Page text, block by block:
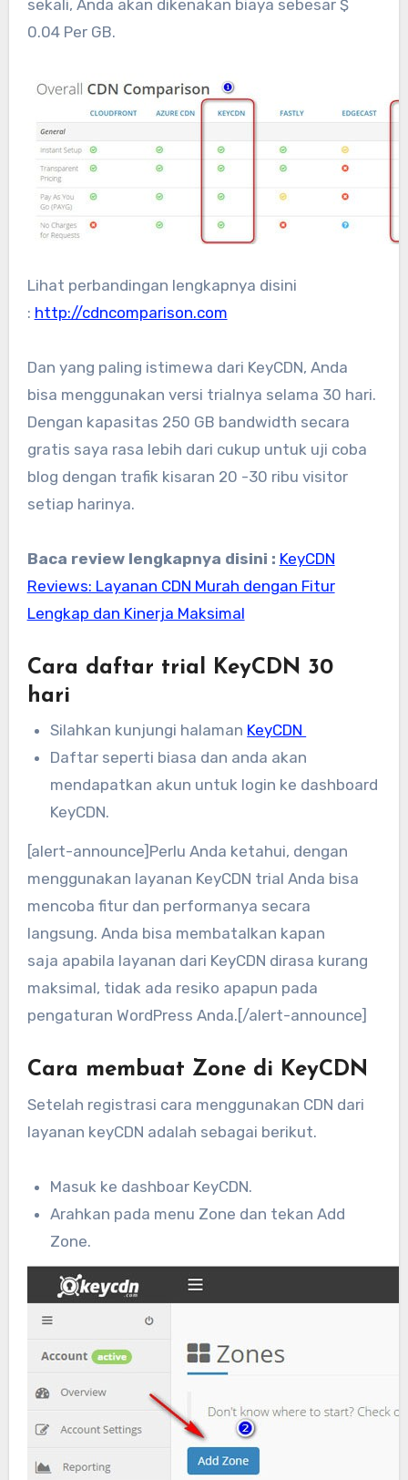
sekali, Anda akan dikenakan biaya sebesar $
0.04 Per GB.
Lihat perbandingan lengkapnya disini
: http://cdncomparison.com
Dan yang paling istimewa dari KeyCDN, Anda
bisa menggunakan versi trialnya selama 30 hari.
Dengan kapasitas 250 GB bandwidth secara
gratis saya rasa lebih dari cukup untuk uji coba
blog dengan trafik kisaran 20 -30 ribu visitor
setiap harinya.
Baca review lengkapnya disini : KeyCDN
Reviews: Layanan CDN Murah dengan Fitur
Lengkap dan Kinerja Maksimal
Cara daftar trial KeyCDN 30
hari
Silahkan kunjungi halaman KeyCDN
Daftar seperti biasa dan anda akan
mendapatkan akun untuk login ke dashboard
KeyCDN.
[alert-announce]Perlu Anda ketahui, dengan
menggunakan layanan KeyCDN trial Anda bisa
mencoba fitur dan performanya secara
langsung. Anda bisa membatalkan kapan
saja apabila layanan dari KeyCDN dirasa kurang
maksimal, tidak ada resiko apapun pada
pengaturan WordPress Anda.[/alert-announce]
Cara membuat Zone di KeyCDN
Setelah registrasi cara menggunakan CDN dari
layanan keyCDN adalah sebagai berikut.
Masuk ke dashboar KeyCDN.
Arahkan pada menu Zone dan tekan Add
Zone.